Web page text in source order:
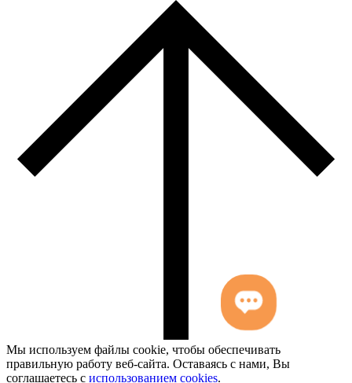
Мы используем файлы cookie, чтобы обеспечивать
правильную работу веб-сайта. Оставаясь с нами, Вы
соглашаетесь с использованием cookies.